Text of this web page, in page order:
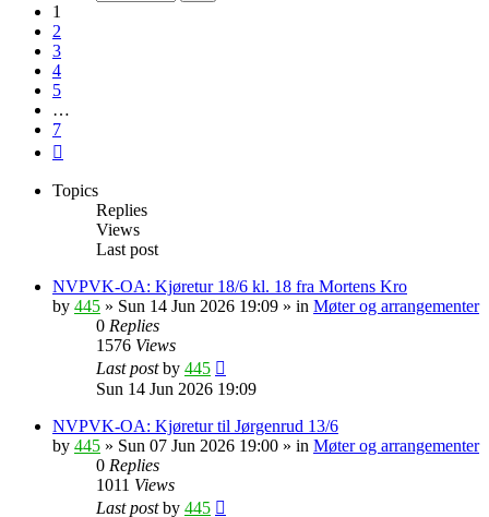
1
2
3
4
5
…
7
Topics
Replies
Views
Last post
NVPVK-OA: Kjøretur 18/6 kl. 18 fra Mortens Kro
by 445 » Sun 14 Jun 2026 19:09 » in Møter og arrangementer
0 Replies
1576 Views
Last postby 445
Sun 14 Jun 2026 19:09
NVPVK-OA: Kjøretur til Jørgenrud 13/6
by 445 » Sun 07 Jun 2026 19:00 » in Møter og arrangementer
0 Replies
1011 Views
Last postby 445